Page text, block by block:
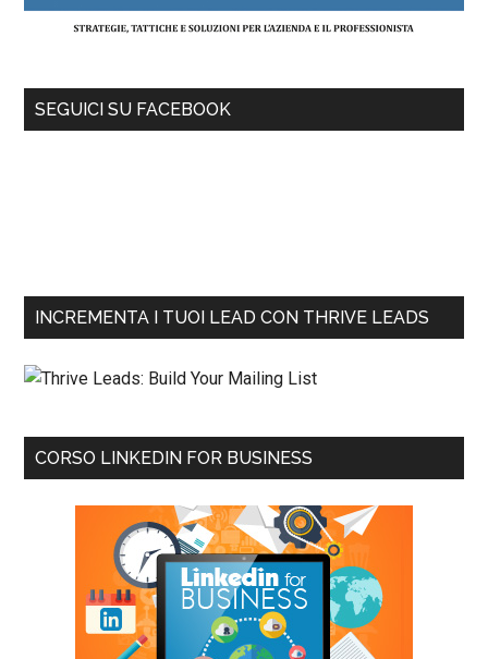
SEGUICI SU FACEBOOK
INCREMENTA I TUOI LEAD CON THRIVE LEADS
CORSO LINKEDIN FOR BUSINESS